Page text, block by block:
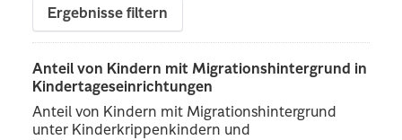
Ergebnisse filtern
Anteil von Kindern mit Migrationshintergrund in
Kindertageseinrichtungen
Anteil von Kindern mit Migrationshintergrund
unter Kinderkrippenkindern und